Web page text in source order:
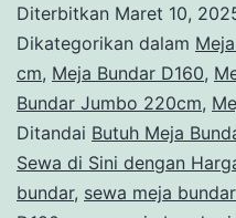
Diterbitkan Maret 10,
Dikategorikan dalam
cm, Meja Bundar D160,
Bundar Jumbo 220cm,
Ditandai Butuh Meja
Sewa di Sini dengan
bundar, sewa meja